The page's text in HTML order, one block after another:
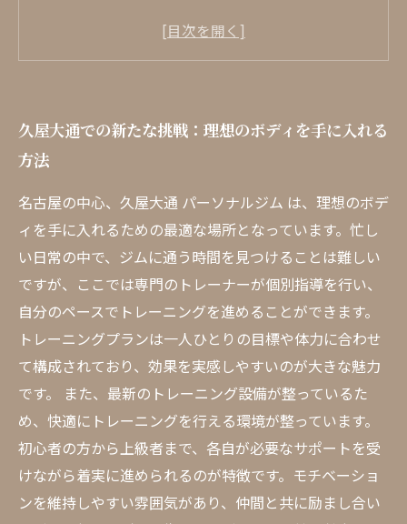
忙しい現代人必見！手軽に通えるパーソナルジ
最新設備で快適なトレーニング環境： 久屋大通
成果を実感！個別指導で理想の体型を実現する
秘訣
モチベーションをキープするためのコツと成功
事例
あなたもできる！久屋大通で叶える理想のボデ
ィの実現
久屋大通での新たな挑戦：理想のボディを手に入れる
方法
名古屋の中心、久屋大通 パーソナルジム は、理想のボデ
ィを手に入れるための最適な場所となっています。忙し
い日常の中で、ジムに通う時間を見つけることは難しい
ですが、ここでは専門のトレーナーが個別指導を行い、
自分のペースでトレーニングを進めることができます。
トレーニングプランは一人ひとりの目標や体力に合わせ
て構成されており、効果を実感しやすいのが大きな魅力
です。 また、最新のトレーニング設備が整っているた
め、快適にトレーニングを行える環境が整っています。
初心者の方から上級者まで、各自が必要なサポートを受
けながら着実に進められるのが特徴です。モチベーショ
ンを維持しやすい雰囲気があり、仲間と共に励まし合い